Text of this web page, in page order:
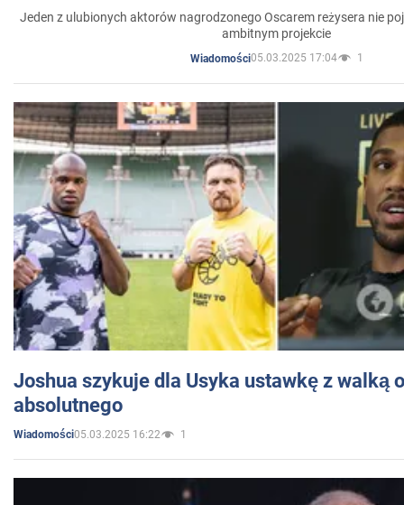
Jeden z ulubionych aktorów nagrodzonego Oscarem reżysera nie
ambitnym projekcie
Wiadomości05.03.2025 17:04 1
Joshua szykuje dla Usyka ustawkę z walką
absolutnego
Wiadomości05.03.2025 16:22 1